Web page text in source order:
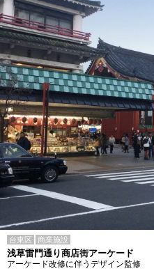
台東区 商業施設
浅草雷門通り商店街アーケード
アーケード改修に伴うデザイン監修